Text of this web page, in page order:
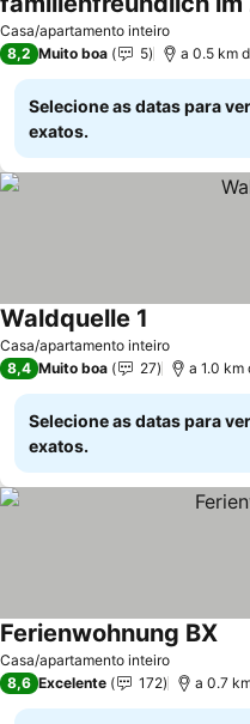
Casa/apartamento inteiro
8,2 Muito boa 5 a 0.5 km
Selecione as datas para
exatos.
Casa/apartamento inteiro
Waldquelle 1
8,4 Muito boa 27 a 1.0 km
Selecione as datas para
exatos.
Casa/apartamento inteiro
Ferienwohnung BXVer
8,6 Excelente 172 a 0.7